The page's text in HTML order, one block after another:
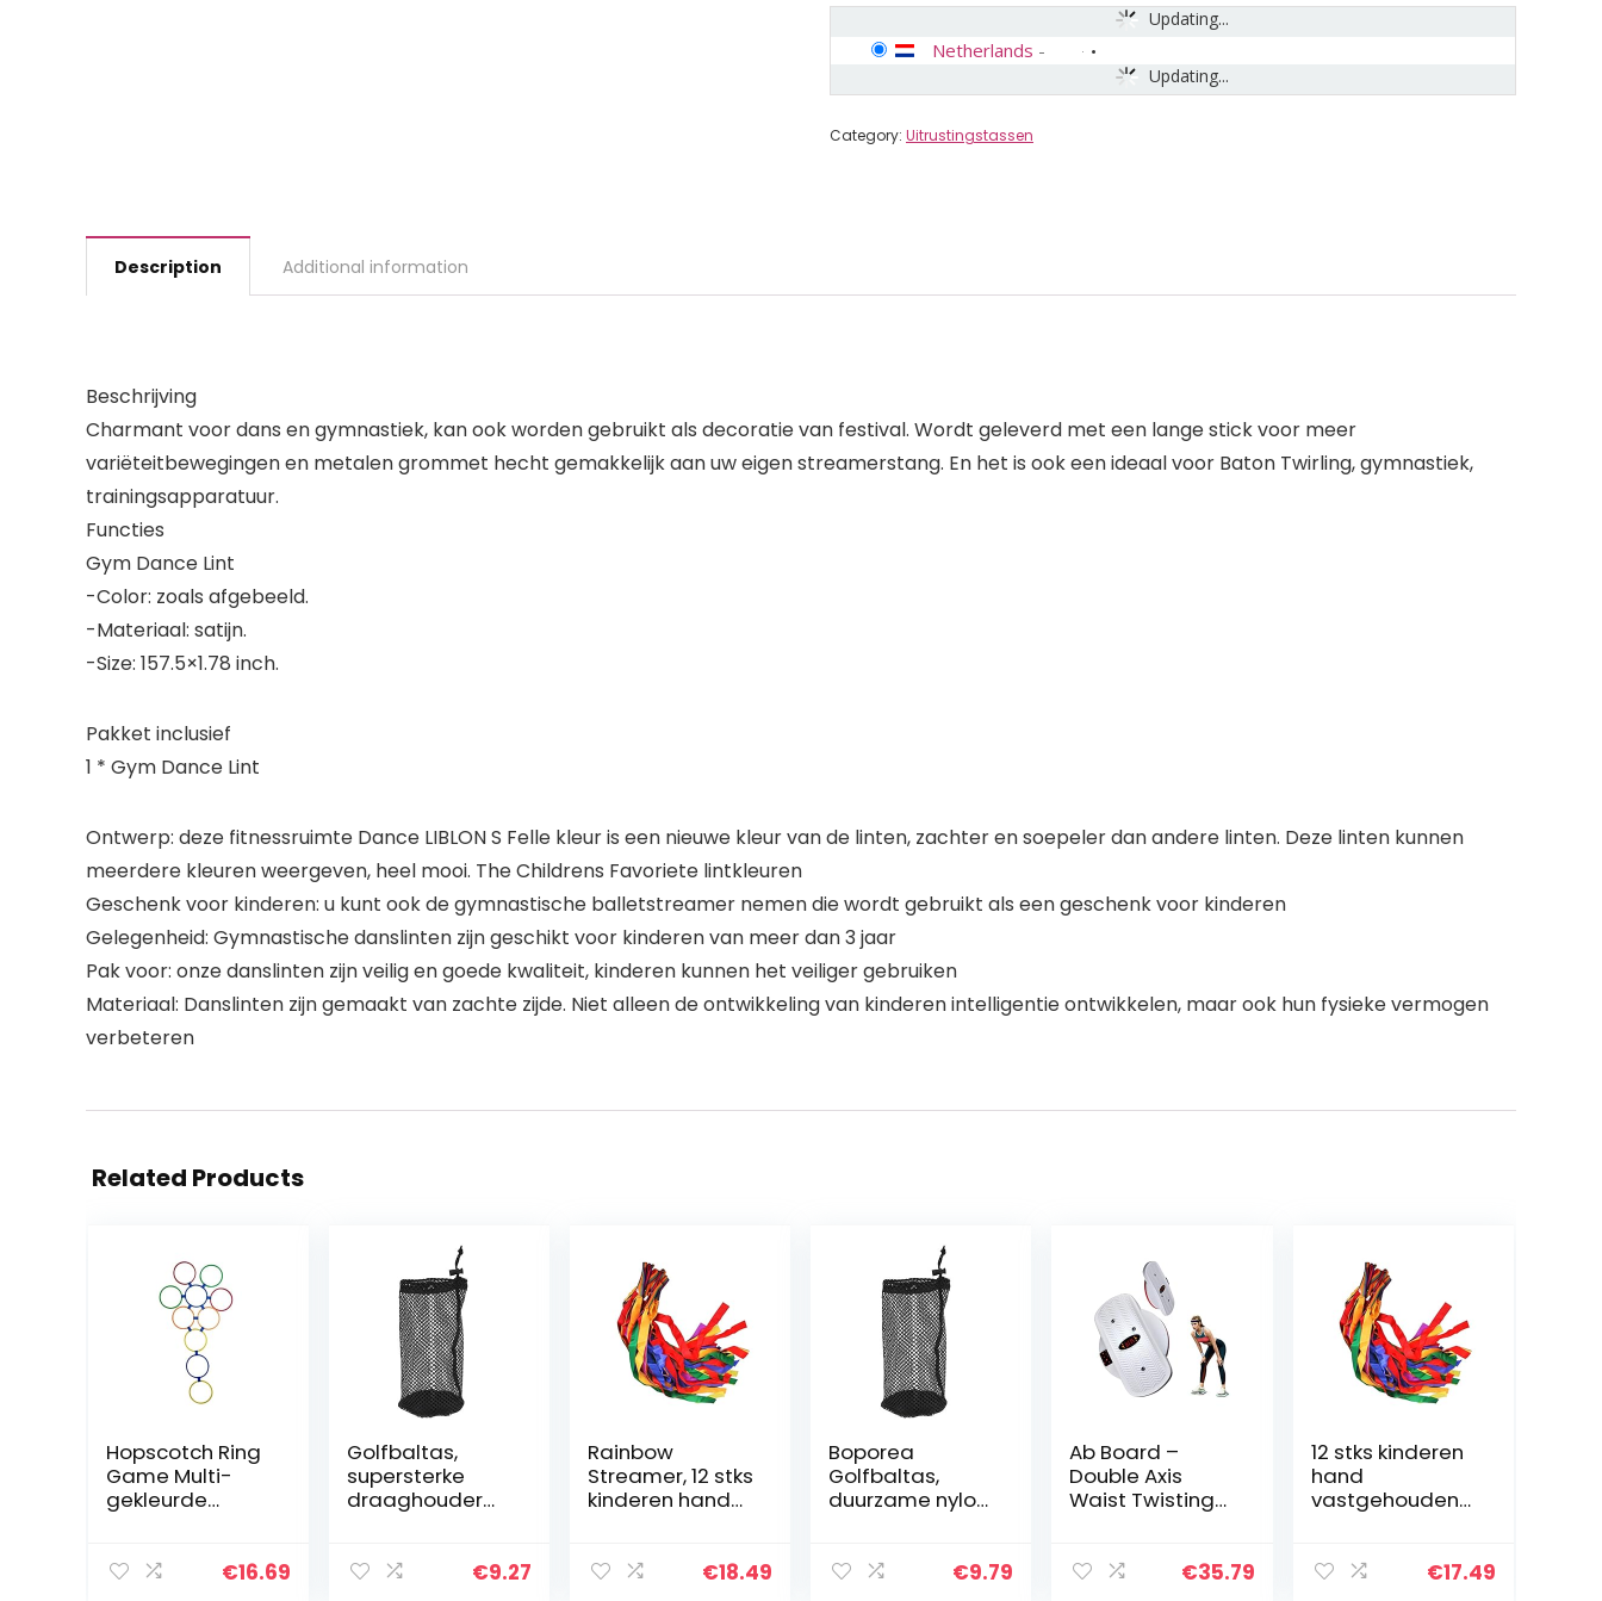
Updating...
Updating...
Netherlands -
Category: Uitrustingstassen
Description Additional information
Beschrijving
Charmant voor dans en gymnastiek, kan ook worden gebruikt als decoratie van festival. Wordt geleverd met een lange stick voor meer
variëteitbewegingen en metalen grommet hecht gemakkelijk aan uw eigen streamerstang. En het is ook een ideaal voor Baton Twirling, gymnastiek,
trainingsapparatuur.
Functies
Gym Dance Lint
-Color: zoals afgebeeld.
-Materiaal: satijn.
-Size: 157.5×1.78 inch.
Pakket inclusief
1 * Gym Dance Lint
Ontwerp: deze fitnessruimte Dance LIBLON S Felle kleur is een nieuwe kleur van de linten, zachter en soepeler dan andere linten. Deze linten kunnen
meerdere kleuren weergeven, heel mooi. The Childrens Favoriete lintkleuren
Geschenk voor kinderen: u kunt ook de gymnastische balletstreamer nemen die wordt gebruikt als een geschenk voor kinderen
Gelegenheid: Gymnastische danslinten zijn geschikt voor kinderen van meer dan 3 jaar
Pak voor: onze danslinten zijn veilig en goede kwaliteit, kinderen kunnen het veiliger gebruiken
Materiaal: Danslinten zijn gemaakt van zachte zijde. Niet alleen de ontwikkeling van kinderen intelligentie ontwikkelen, maar ook hun fysieke vermogen
verbeteren
Related Products
Hopscotch Ring
Game Multi-
gekleurde
voor binnen- of
€16.69
Golfbaltas,
supersterke
draaghouder
Golfbaan
€9.27
Rainbow
Streamer, 12 stks
kinderen hand
regenboog €18.49
Boporea
Golfbaltas,
duurzame nylon
golfbal mesh€9.79
Ab Board –
Double Axis
Waist Twisting
Aerobic Exercise,
€35.79
12 stks kinderen
hand
vastgehouden
streamer
€17.49